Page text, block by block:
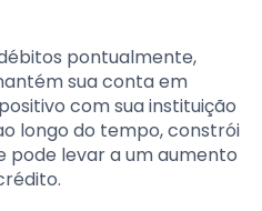
pontualmente,
sua conta em
com sua instituição
longo do tempo, constrói
pode levar a um aumento